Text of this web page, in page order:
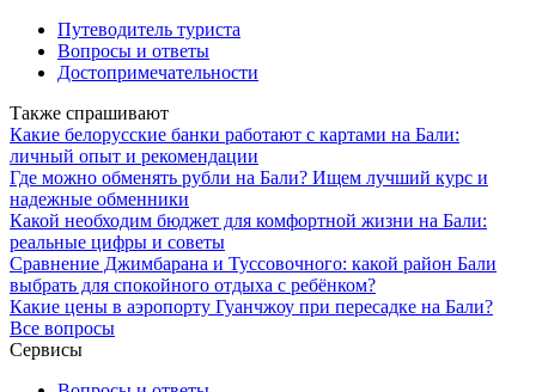
Путеводитель туриста
Вопросы и ответы
Достопримечательности
Также спрашивают
Какие белорусские банки работают с картами на Бали:
личный опыт и рекомендации
Где можно обменять рубли на Бали? Ищем лучший курс и
надежные обменники
Какой необходим бюджет для комфортной жизни на Бали:
реальные цифры и советы
Сравнение Джимбарана и Туссовочного: какой район Бали
выбрать для спокойного отдыха с ребёнком?
Какие цены в аэропорту Гуанчжоу при пересадке на Бали?
Все вопросы
Сервисы